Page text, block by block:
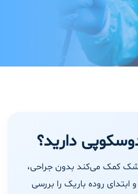
دارید؟
کمک می‌کند بدون جراحی،
روده باریک را بررسی